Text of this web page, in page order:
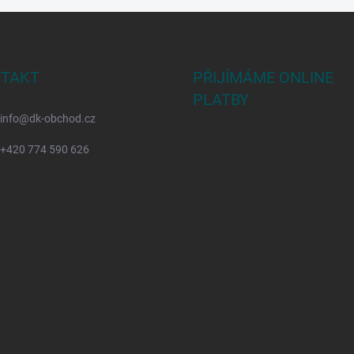
info@dk-obchod.cz
+420 774 590 626
PŘIJÍMÁME ONLINE
PLATBY